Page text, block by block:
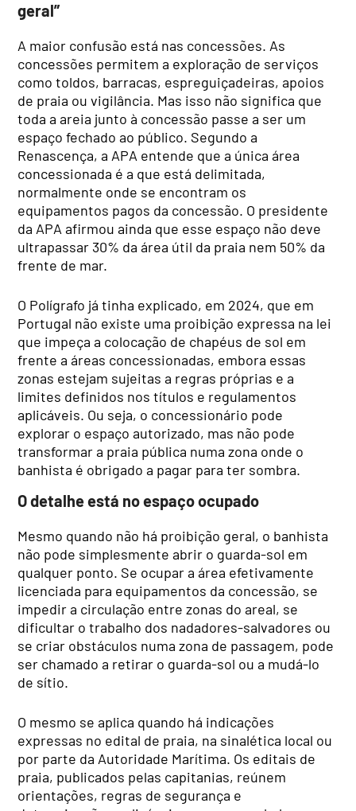
geral”
A maior confusão está nas concessões. As
concessões permitem a exploração de serviços
como toldos, barracas, espreguiçadeiras, apoios
de praia ou vigilância. Mas isso não significa que
toda a areia junto à concessão passe a ser um
espaço fechado ao público. Segundo a
Renascença, a APA entende que a única área
concessionada é a que está delimitada,
normalmente onde se encontram os
equipamentos pagos da concessão. O presidente
da APA afirmou ainda que esse espaço não deve
ultrapassar 30% da área útil da praia nem 50% da
frente de mar.
O Polígrafo já tinha explicado, em 2024, que em
Portugal não existe uma proibição expressa na lei
que impeça a colocação de chapéus de sol em
frente a áreas concessionadas, embora essas
zonas estejam sujeitas a regras próprias e a
limites definidos nos títulos e regulamentos
aplicáveis. Ou seja, o concessionário pode
explorar o espaço autorizado, mas não pode
transformar a praia pública numa zona onde o
banhista é obrigado a pagar para ter sombra.
O detalhe está no espaço ocupado
Mesmo quando não há proibição geral, o banhista
não pode simplesmente abrir o guarda-sol em
qualquer ponto. Se ocupar a área efetivamente
licenciada para equipamentos da concessão, se
impedir a circulação entre zonas do areal, se
dificultar o trabalho dos nadadores-salvadores ou
se criar obstáculos numa zona de passagem, pode
ser chamado a retirar o guarda-sol ou a mudá-lo
de sítio.
O mesmo se aplica quando há indicações
expressas no edital de praia, na sinalética local ou
por parte da Autoridade Marítima. Os editais de
praia, publicados pelas capitanias, reúnem
orientações, regras de segurança e